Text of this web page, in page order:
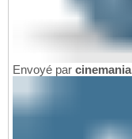
Envoyé par cinemania